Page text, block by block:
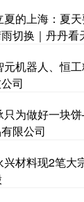
夏的上海：夏
切换｜丹丹看
元机器人、恒
司
只为做好一
限公司
材料现2笔大